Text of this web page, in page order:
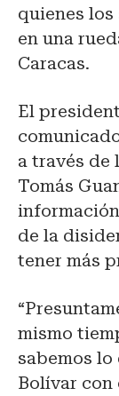
quienes los
en una
Caracas.
El
a través de
Tomás
de la
tener más
mismo
sabemos lo
Bolívar con